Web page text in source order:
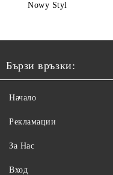
Nowy Styl
Бързи връзки:
Начало
Рекламации
За Нас
Вход